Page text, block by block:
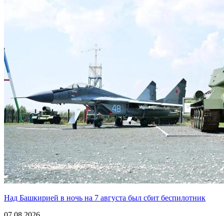
Над Башкирией в ночь на 7 августа был сбит беспилотник